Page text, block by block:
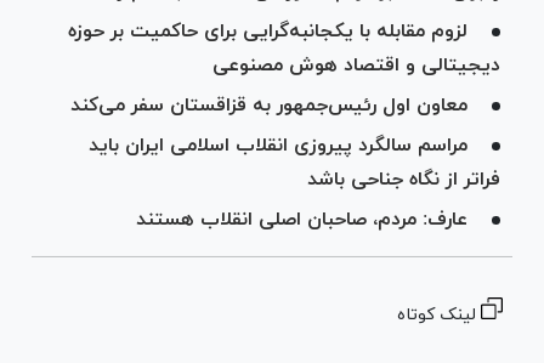
لزوم مقابله با یکجانبه‌گرایی برای حاکمیت بر حوزه
دیجیتالی و اقتصاد هوش مصنوعی
معاون اول رئیس‌جمهور به قزاقستان سفر می‌کند
مراسم سالگرد پیروزی انقلاب اسلامی ایران باید
فراتر از نگاه جناحی باشد
عارف: مردم، صاحبان اصلی انقلاب هستند
لینک کوتاه